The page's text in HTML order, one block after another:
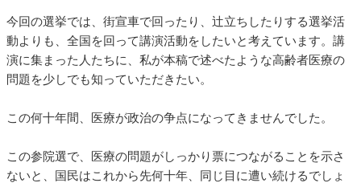
今回の選挙では、街宣車で回ったり、辻立ちしたりする選挙活
動よりも、全国を回って講演活動をしたいと考えています。講
演に集まった人たちに、私が本稿で述べたような高齢者医療の
問題を少しでも知っていただきたい。
この何十年間、医療が政治の争点になってきませんでした。
この参院選で、医療の問題がしっかり票につながることを示さ
ないと、国民はこれから先何十年、同じ目に遭い続けるでしょ